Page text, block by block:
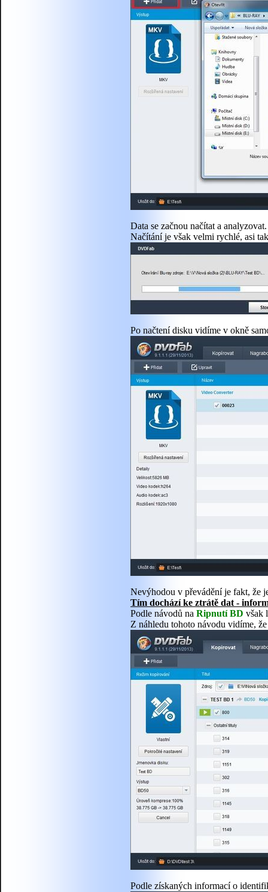
Data se začnou načítat a
Načítání je však velmi rychlé, asi
Po načtení disku vidíme v okně
Nevýhodou v převádění je fakt, že
Tím dochází ke ztrátě dat -
Podle návodů na Ripnutí BD však
Z náhledu tohoto návodu vidíme,
Podle získaných informací o